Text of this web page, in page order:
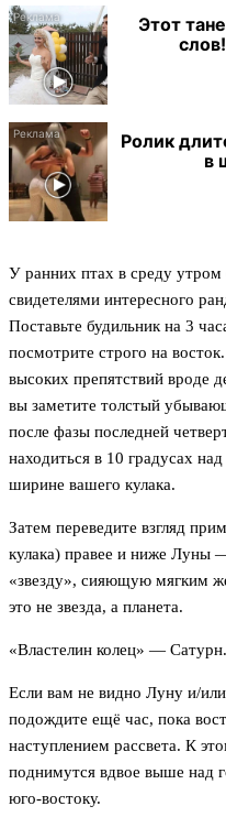
Этот
Ролик
в
У ранних птах в среду
свидетелями интересного
Поставьте будильник на 3
посмотрите строго на
высоких препятствий вроде
вы заметите толстый
после фазы последней
находиться в 10 градусах
ширине вашего кулака.
Затем переведите взгляд
кулака) правее и ниже Луны
«звезду», сияющую мягким
это не звезда, а планета.
«Властелин колец» — Сатурн.
Если вам не видно Луну и/
подождите ещё час, пока
наступлением рассвета. К
поднимутся вдвое выше над
юго-востоку.